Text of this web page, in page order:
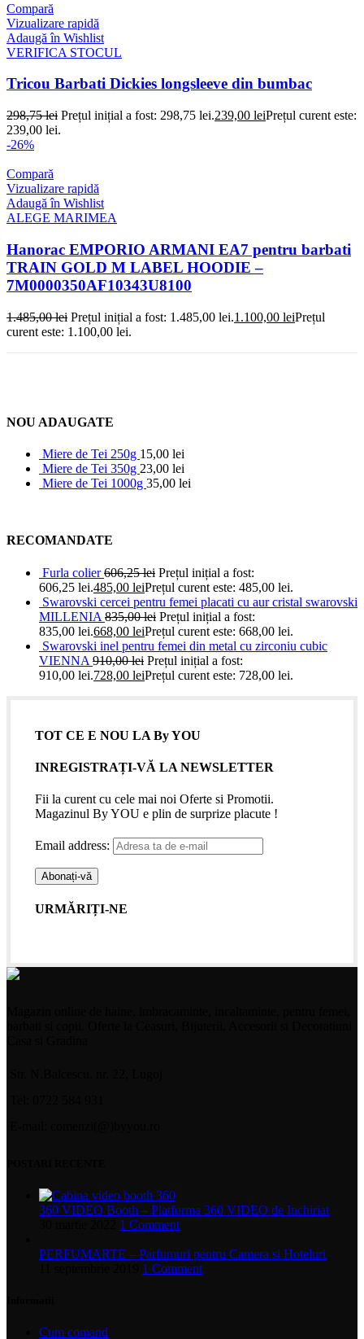
Compară
Vizualizare rapidă
Adaugă în Wishlist
VERIFICA STOCUL
Tricou Barbati Dickies longsleeve din bumbac
298,75lei Prețul inițial a fost: 298,75 lei.239,00 leiPrețul curent este:
239,00 lei.
-26%
Compară
Vizualizare rapidă
Adaugă în Wishlist
ALEGE MARIMEA
Hanorac EMPORIO ARMANI EA7 pentru barbati
TRAIN GOLD M LABEL HOODIE –
7M0000350AF10343U8100
1.485,00lei Prețul inițial a fost: 1.485,00 lei.1.100,00 leiPrețul
curent este: 1.100,00 lei.
NOU ADAUGATE
Miere de Tei 250g 15,00 lei
Miere de Tei 350g 23,00 lei
Miere de Tei 1000g 35,00 lei
RECOMANDATE
Furla colier606,25lei Prețul inițial a fost:
606,25 lei.485,00 leiPrețul curent este: 485,00 lei.
Swarovski cercei pentru femei placati cu aur cristal swarovski
MILLENIA 835,00lei Prețul inițial a fost:
835,00 lei.668,00 leiPrețul curent este: 668,00 lei.
Swarovski inel pentru femei din metal cu zirconiu cubic
VIENNA 910,00lei Prețul inițial a fost:
910,00 lei.728,00 leiPrețul curent este: 728,00 lei.
TOT CE E NOU LA By YOU
INREGISTRAȚI-VĂ LA NEWSLETTER
Fii la curent cu cele mai noi Oferte si Promotii.
Magazinul By YOU e plin de surprize placute !
Email address:
URMĂRIȚI-NE
360 VIDEO Booth – Platforma 360 VIDEO de Inchiriat
1 Comment
PERFUMARTE – Parfumuri pentru Camera si Hoteluri
1 Comment
Cum comand